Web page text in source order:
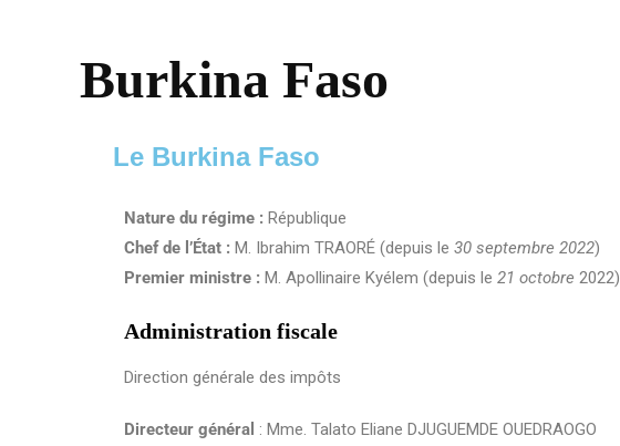
Burkina Faso
Le Burkina Faso
Nature du régime : République
Chef de l’État : M. Ibrahim TRAORÉ (depuis le 30 septembre 2022)
Premier ministre : M. Apollinaire Kyélem (depuis le 21 octobre 2022)
Administration fiscale
Direction générale des impôts
Directeur général : Mme. Talato Eliane DJUGUEMDE OUEDRAOGO